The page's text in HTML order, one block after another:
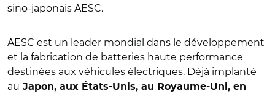
sino-japonais AESC.
AESC est un leader mondial dans le développement
et la fabrication de batteries haute performance
destinées aux véhicules électriques. Déjà implanté
au Japon, aux États-Unis, au Royaume-Uni, en